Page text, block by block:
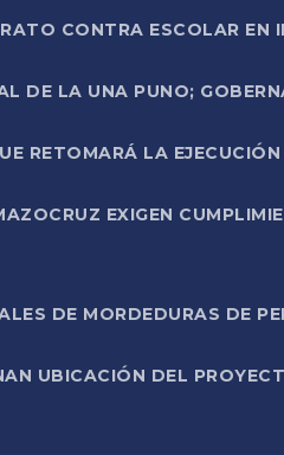
CONTRA ESCOLAR
DE LA UNA PUNO;
RETOMARÁ LA
EXIGEN
DE MORDEDURAS DE
UBICACIÓN DEL